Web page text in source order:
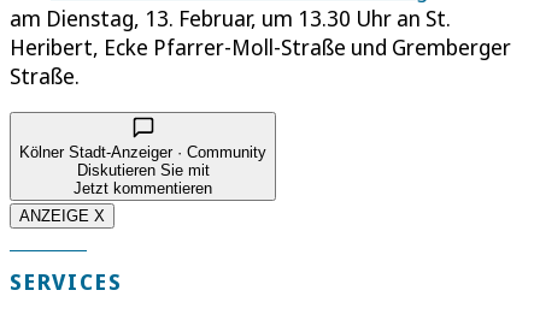
am Dienstag, 13. Februar, um 13.30 Uhr an St.
Heribert, Ecke Pfarrer-Moll-Straße und Gremberger
Straße.
Kölner Stadt-Anzeiger · Community
Diskutieren Sie mit
Jetzt kommentieren
ANZEIGE X
SERVICES